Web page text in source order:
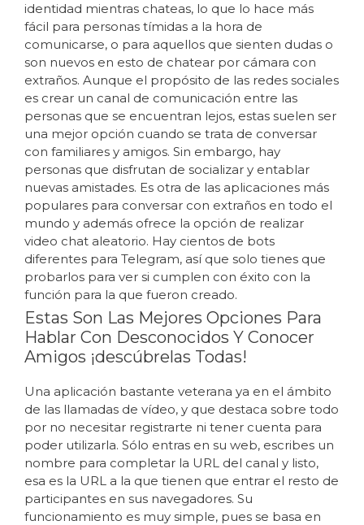
identidad mientras chateas, lo que lo hace más
fácil para personas tímidas a la hora de
comunicarse, o para aquellos que sienten dudas o
son nuevos en esto de chatear por cámara con
extraños. Aunque el propósito de las redes sociales
es crear un canal de comunicación entre las
personas que se encuentran lejos, estas suelen ser
una mejor opción cuando se trata de conversar
con familiares y amigos. Sin embargo, hay
personas que disfrutan de socializar y entablar
nuevas amistades. Es otra de las aplicaciones más
populares para conversar con extraños en todo el
mundo y además ofrece la opción de realizar
video chat aleatorio. Hay cientos de bots
diferentes para Telegram, así que solo tienes que
probarlos para ver si cumplen con éxito con la
función para la que fueron creado.
Estas Son Las Mejores Opciones Para
Hablar Con Desconocidos Y Conocer
Amigos ¡descúbrelas Todas!
Una aplicación bastante veterana ya en el ámbito
de las llamadas de vídeo, y que destaca sobre todo
por no necesitar registrarte ni tener cuenta para
poder utilizarla. Sólo entras en su web, escribes un
nombre para completar la URL del canal y listo,
esa es la URL a la que tienen que entrar el resto de
participantes en sus navegadores. Su
funcionamiento es muy simple, pues se basa en